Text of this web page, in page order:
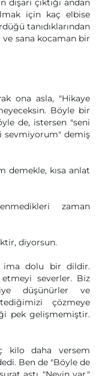
çıktığı andan
için kaç elbise
tanıdıklarından
ve sana kocaman bir
ona asla, "Hikaye
Böyle bir
de, istersen "seni
sevmiyorum" demiş
demekle, kısa anlat
zaman
diyorsun.
ima dolu bir dildir.
severler. Biz
düşünürler ve
çözmeye
pek gelişmemiştir.
kilo daha versem
Ben de "Böyle de